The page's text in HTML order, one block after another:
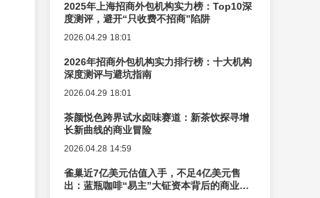
2025年上海招商外包机构实力榜：Top10深
度测评，避开“只收费不招商”陷阱
2026.04.29 18:01
2026年招商外包机构实力排行榜：十大机构
深度测评与避坑指南
2026.04.29 18:01
茶颜悦色跨界试水卤味赛道：新茶饮探寻增
长新曲线的商业冒险
2026.04.28 14:59
雀巢近7亿美元估值入手，不足4亿美元售
出：蓝瓶咖啡“易主”大钲资本背后的商业逻